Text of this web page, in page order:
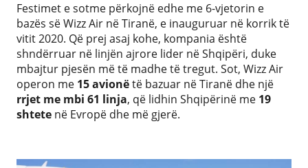
Festimet e sotme përkojnë edhe me 6-vjetorin e
bazës së Wizz Air në Tiranë, e inauguruar në korrik të
vitit 2020. Që prej asaj kohe, kompania është
shndërruar në linjën ajrore lider në Shqipëri, duke
mbajtur pjesën më të madhe të tregut. Sot, Wizz Air
operon me 15 avionëtë bazuar në Tiranë dhe një
rrjet me mbi 61 linja, që lidhin Shqipërinë me 19
shtete në Evropë dhe më gjerë.